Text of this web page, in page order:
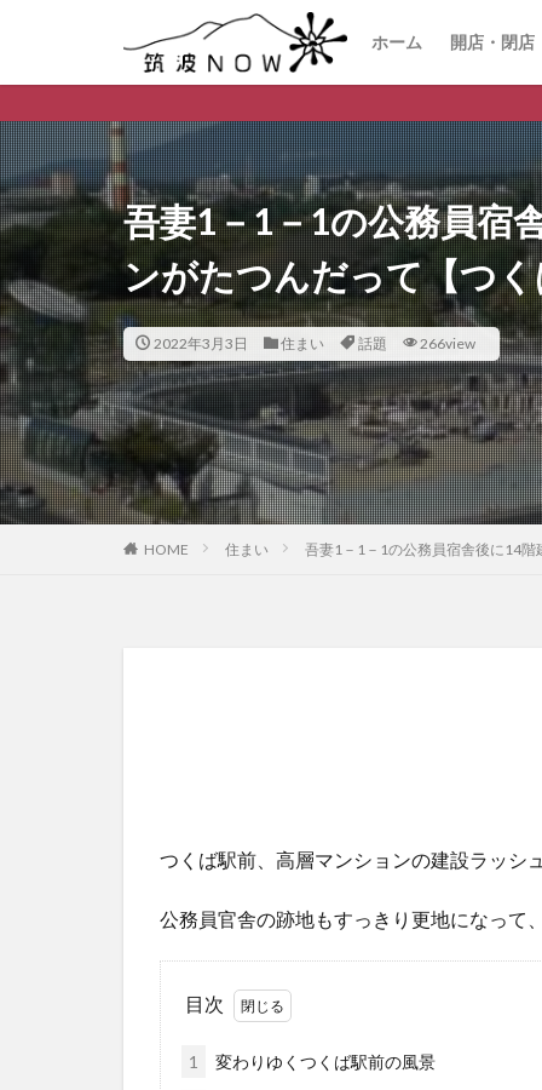
ホーム 開店・閉店
吾妻1－1－1の公務員宿
ンがたつんだって【つ
2022年3月3日 住まい 話題 266view
HOME 住まい 吾妻1－1－1の公務員宿舎後に14
つくば駅前、高層マンションの建設ラッシ
公務員官舎の跡地もすっきり更地になって
目次
1 変わりゆくつくば駅前の風景